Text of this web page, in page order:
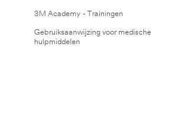
3M Academy - Trainingen
Gebruiksaanwijzing voor medische
hulpmiddelen